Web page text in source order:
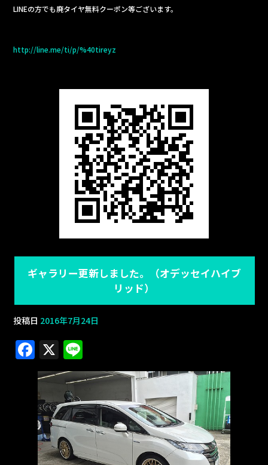
LINEの方でも廃タイヤ無料クーポン等ございます。
http://line.me/ti/p/%40tireyz
ギャラリー更新しました。（オデッセイハイブ
リッド）
投稿日 2016年7月24日
F
a
c
e
b
o
X
n
e